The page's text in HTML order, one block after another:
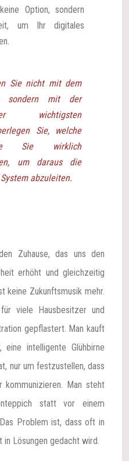
Option, sondern
um Ihr digitales
Sie nicht mit dem
sondern mit der
wichtigsten
Sie, welche
Sie wirklich
um daraus die
abzuleiten.
Zuhause, das uns den
erhöht und gleichzeitig
keine Zukunftsmusik mehr.
viele Hausbesitzer und
gepflastert. Man kauft
eine intelligente Glühbirne
nur um festzustellen, dass
kommunizieren. Man steht
statt vor einem
Problem ist, dass oft in
in Lösungen gedacht wird.